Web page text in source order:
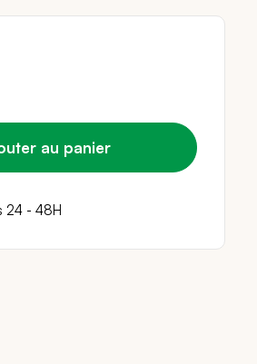
au panier
)en achetant ce produit
24 - 48H